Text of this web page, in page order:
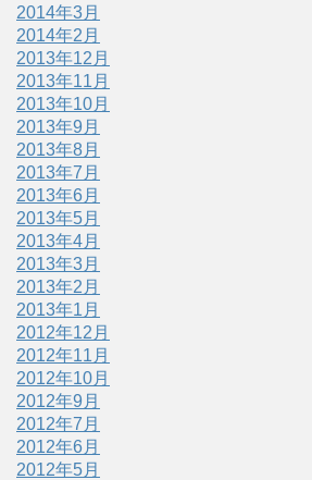
2014年3月
2014年2月
2013年12月
2013年11月
2013年10月
2013年9月
2013年8月
2013年7月
2013年6月
2013年5月
2013年4月
2013年3月
2013年2月
2013年1月
2012年12月
2012年11月
2012年10月
2012年9月
2012年7月
2012年6月
2012年5月